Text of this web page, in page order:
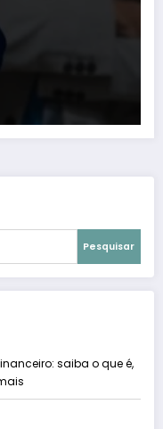
Pesquisar
saiba o que é,